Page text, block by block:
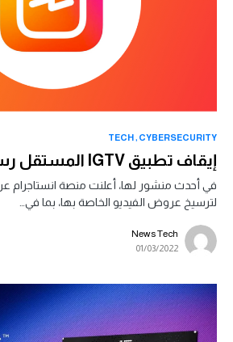
CYBERSECURITY
TECH
إيقاف تطبيق IGTV المستقل رسميًا
في أحدث منشور لها، أعلنت منصة انستاجرام عن
لترسيخ عروض الفيديو الخاصة بها، بما في…
News Tech
01/03/2022